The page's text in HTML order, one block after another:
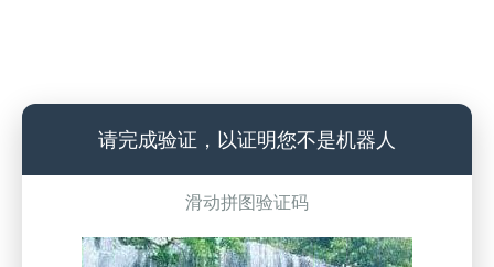
请完成验证，以证明您不是机器人
滑动拼图验证码